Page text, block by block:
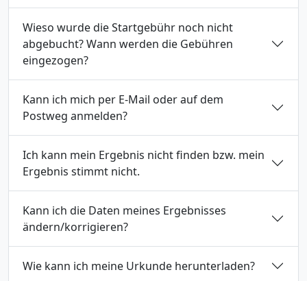
Wieso wurde die Startgebühr noch nicht
abgebucht? Wann werden die Gebühren
eingezogen?
Kann ich mich per E-Mail oder auf dem
Postweg anmelden?
Ich kann mein Ergebnis nicht finden bzw. mein
Ergebnis stimmt nicht.
Kann ich die Daten meines Ergebnisses
ändern/korrigieren?
Wie kann ich meine Urkunde herunterladen?